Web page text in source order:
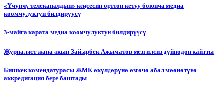
«Үчүнчү телеканалдын» кеңсесин өрттөп кетүү боюнча медиа
коомчулуктун билдирүүсү
3-майга карата медиа коомчулуктун билдирүүсү
Журналист жана акын Зайырбек Ажыматов мезгилсиз дүйнөдөн кайтты
Бишкек комендатурасы ЖМК өкүлдөрүнө өзгөчө абал мөөнөтүнө
аккредитация бере баштады